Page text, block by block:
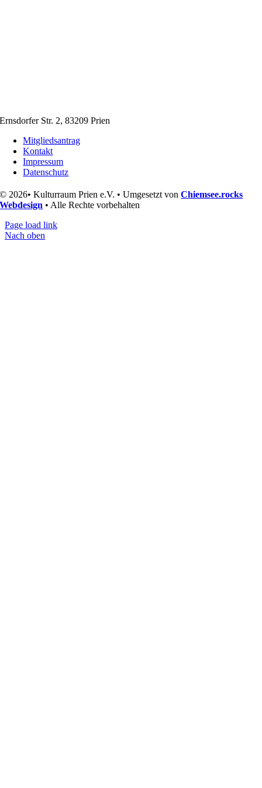
Ernsdorfer Str. 2, 83209 Prien
Mitgliedsantrag
Kontakt
Impressum
Datenschutz
© 2026• Kulturraum Prien e.V. • Umgesetzt vonChiemsee.rocks
Webdesign • Alle Rechte vorbehalten
Page load link
Nach oben